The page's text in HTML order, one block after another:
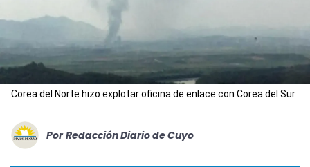
Corea del Norte hizo explotar oficina de enlace con Corea del Sur
Por Redacción Diario de Cuyo